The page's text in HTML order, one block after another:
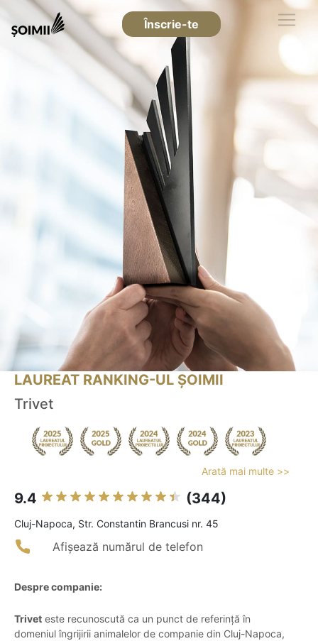
Înscrie-te
LAUREAT RANKING-UL ȘOIMII
Trivet
Arată mai multe >>
9.4 (344)
Cluj-Napoca, Str. Constantin Brancusi nr. 45
Afișează numărul de telefon
Despre companie:
Trivet este recunoscută ca un punct de referință în
domeniul îngrijirii animalelor de companie din Cluj-Napoca,